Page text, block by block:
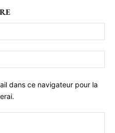
:*
:*
dans ce navigateur pour la